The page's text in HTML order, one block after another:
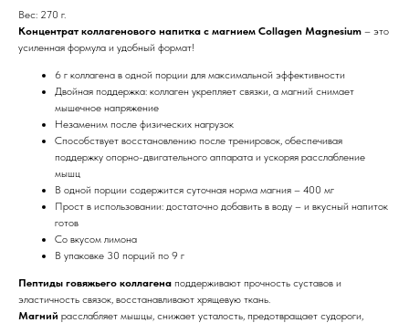
Вес: 270 г.
Концентрат коллагенового напитка с магнием Collagen Magnesium – это
усиленная формула и удобный формат!
6 г коллагена в одной порции для максимальной эффективности
Двойная поддержка: коллаген укрепляет связки, а магний снимает
мышечное напряжение
Незаменим после физических нагрузок
Способствует восстановлению после тренировок, обеспечивая
поддержку опорно-двигательного аппарата и ускоряя расслабление
мышц
В одной порции содержится суточная норма магния – 400 мг
Прост в использовании: достаточно добавить в воду – и вкусный напиток
готов
Со вкусом лимона
В упаковке 30 порций по 9 г
Пептиды говяжьего коллагена поддерживают прочность суставов и
эластичность связок, восстанавливают хрящевую ткань.
Магний расслабляет мышцы, снижает усталость, предотвращает судороги,